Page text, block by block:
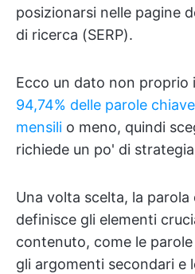
posizionarsi nelle pagine
di ricerca (SERP).
Ecco un dato non proprio
94,74% delle parole
mensili o meno, quindi
richiede un po' di
Una volta scelta, la
definisce gli elementi
contenuto, come le
gli argomenti secondari e